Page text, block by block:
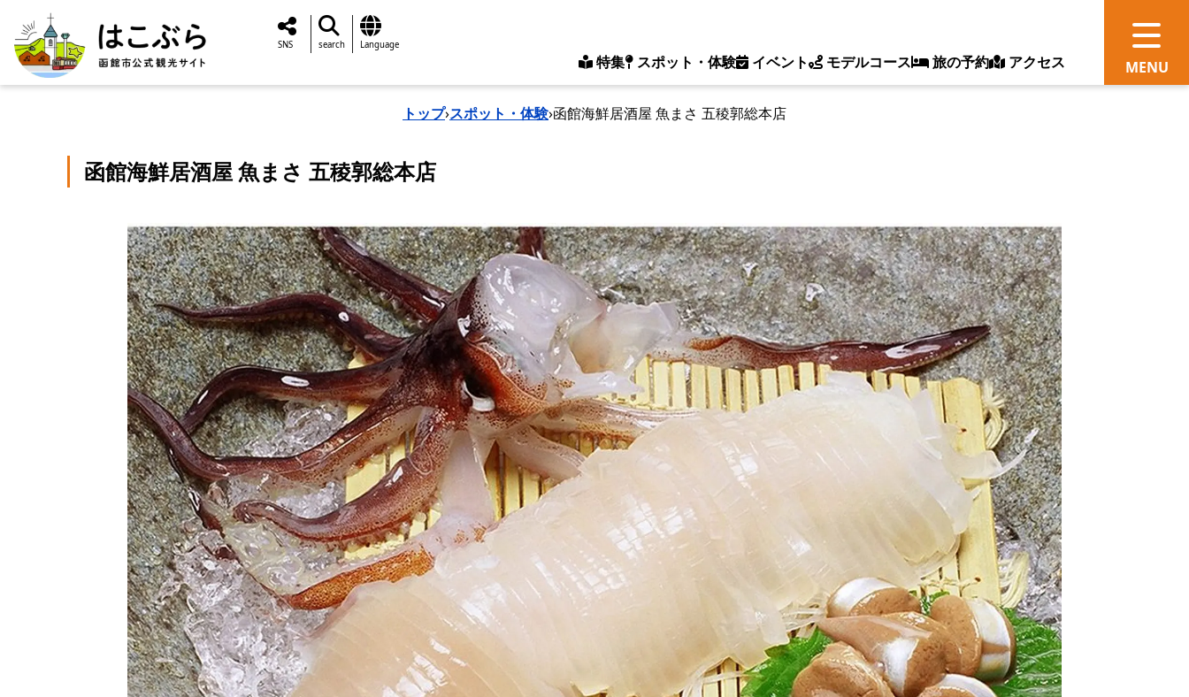
特集 スポット・体験 イベント モデルコース 旅の予約 アクセス
SNS search Language
トップ›スポット・体験›函館海鮮居酒屋 魚まさ 五稜郭総本店
函館海鮮居酒屋 魚まさ 五稜郭総本店